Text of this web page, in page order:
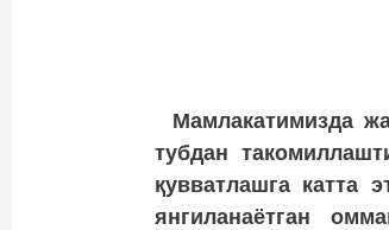
Мамлакатимизда
тубдан
қувватлашга катта
янгиланаётган